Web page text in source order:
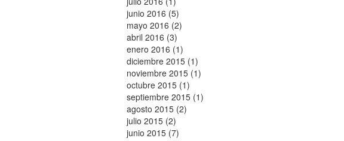
junio 2016 (5)
mayo 2016 (2)
abril 2016 (3)
enero 2016 (1)
diciembre 2015 (1)
noviembre 2015 (1)
octubre 2015 (1)
septiembre 2015 (1)
agosto 2015 (2)
julio 2015 (2)
junio 2015 (7)